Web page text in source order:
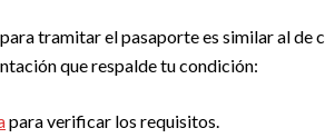
tramitar el pasaporte es similar al de
que respalde tu condición:
para verificar los requisitos.